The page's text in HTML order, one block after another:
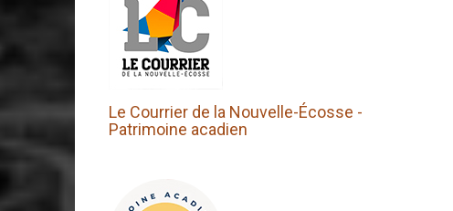
Le Courrier de la Nouvelle-Écosse -
Patrimoine acadien